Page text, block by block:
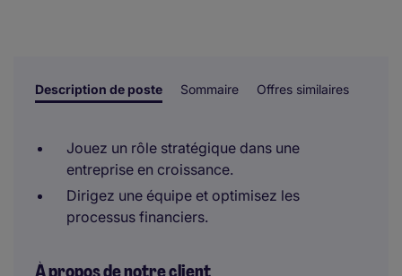
Description de poste Sommaire Offres similaires
Jouez un rôle stratégique dans une
entreprise en croissance.
Dirigez une équipe et optimisez les
processus financiers.